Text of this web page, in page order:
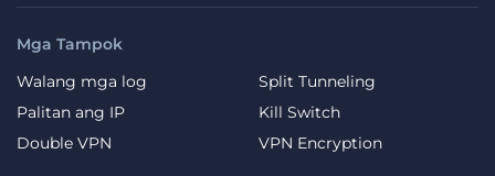
Mga Tampok
Walang mga log
Split Tunneling
Palitan ang IP
Kill Switch
Double VPN
VPN Encryption